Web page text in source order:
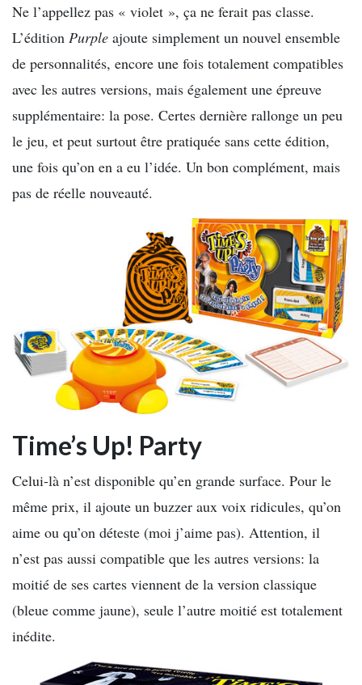
Ne l’appellez pas « violet », ça ne ferait pas classe.
L’édition Purple ajoute simplement un nouvel ensemble
de personnalités, encore une fois totalement compatibles
avec les autres versions, mais également une épreuve
supplémentaire: la pose. Certes dernière rallonge un peu
le jeu, et peut surtout être pratiquée sans cette édition,
une fois qu’on en a eu l’idée. Un bon complément, mais
pas de réelle nouveauté.
Time’s Up! Party
Celui-là n’est disponible qu’en grande surface. Pour le
même prix, il ajoute un buzzer aux voix ridicules, qu’on
aime ou qu’on déteste (moi j’aime pas). Attention, il
n’est pas aussi compatible que les autres versions: la
moitié de ses cartes viennent de la version classique
(bleue comme jaune), seule l’autre moitié est totalement
inédite.